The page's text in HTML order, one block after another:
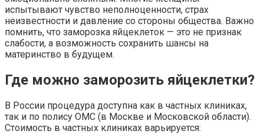
испытывают чувство неполноценности, страх
неизвестности и давление со стороны общества. Важно
помнить, что заморозка яйцеклеток — это не признак
слабости, а возможность сохранить шансы на
материнство в будущем.
Где можно заморозить яйцеклетки?
В России процедура доступна как в частных клиниках,
так и по полису ОМС (в Москве и Московской области).
Стоимость в частных клиниках варьируется: